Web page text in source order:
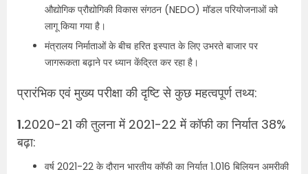
औद्योगिक प्रौद्योगिकी विकास संगठन (NEDO) मॉडल परियोजनाओं को
लागू किया गया है।
मंत्रालय निर्माताओं के बीच हरित इस्पात के लिए उभरते बाजार पर
जागरूकता बढ़ाने पर ध्यान केंद्रित कर रहा है।
प्रारंभिक एवं मुख्य परीक्षा की दृष्टि से कुछ महत्वपूर्ण तथ्य:
1.2020-21 की तुलना में 2021-22 में कॉफी का निर्यात 38%
बढ़ा:
वर्ष 2021-22 के दौरान भारतीय कॉफी का निर्यात 1.016 बिलियन अमरीकी